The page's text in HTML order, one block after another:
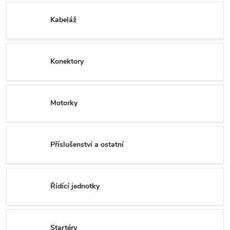
Kabeláž
Konektory
Motorky
Příslušenství a ostatní
Řídící jednotky
Startéry